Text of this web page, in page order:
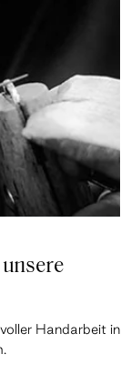
Handarbeit in